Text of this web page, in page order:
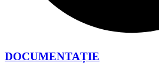
DOCUMENTAȚIE